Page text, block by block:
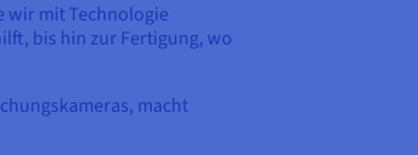
wir mit Technologie
bis hin zur Fertigung, wo
macht